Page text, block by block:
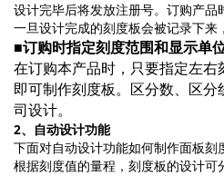
设计完毕后将发放注册号。订购产品
一旦设计完成的刻度板会被记录下来
■订购时指定刻度范围和显示单
在订购本产品时，只要指定左
即可制作刻度板。区分数、区
司设计。
2、自动设计功能
下面对自动设计功能如何制作面板刻
根据刻度值的量程，刻度板的设计可